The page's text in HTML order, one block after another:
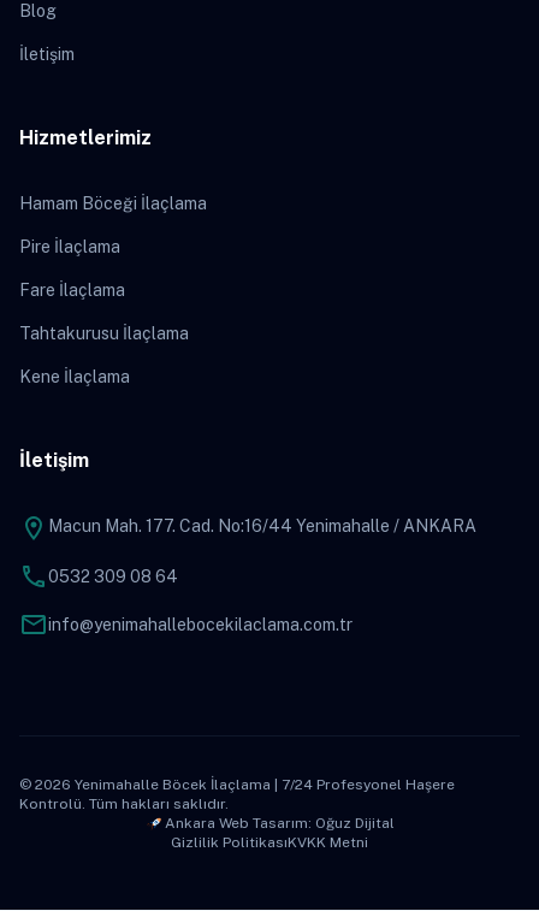
Blog
İletişim
Hizmetlerimiz
Hamam Böceği İlaçlama
Pire İlaçlama
Fare İlaçlama
Tahtakurusu İlaçlama
Kene İlaçlama
İletişim
location_on Macun Mah. 177. Cad. No:16/44 Yenimahalle / ANKARA
phone0532 309 08 64
mailinfo@yenimahallebocekilaclama.com.tr
© 2026 Yenimahalle Böcek İlaçlama | 7/24 Profesyonel Haşere
Kontrolü. Tüm hakları saklıdır.
Ankara Web Tasarım: Oğuz Dijital
Gizlilik PolitikasıKVKK Metni